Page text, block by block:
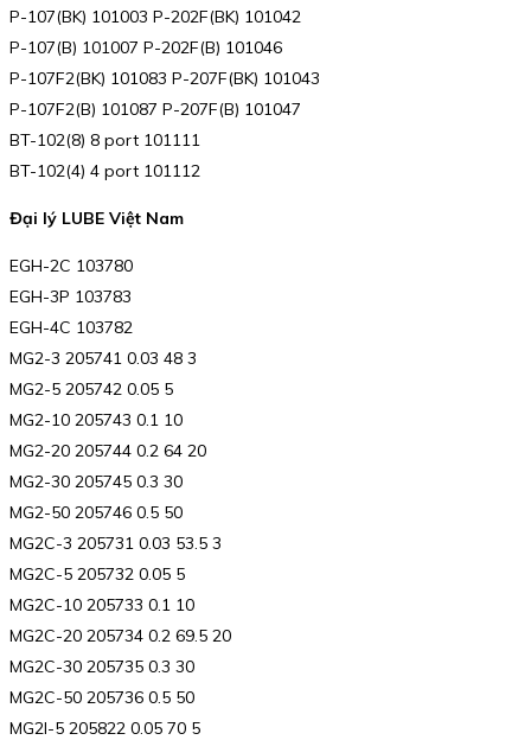
P-107(BK) 101003 P-202F(BK) 101042
P-107(B) 101007 P-202F(B) 101046
P-107F2(BK) 101083 P-207F(BK) 101043
P-107F2(B) 101087 P-207F(B) 101047
BT-102(8) 8 port 101111
BT-102(4) 4 port 101112
Đại lý LUBE Việt Nam
EGH-2C 103780
EGH-3P 103783
EGH-4C 103782
MG2-3 205741 0.03 48 3
MG2-5 205742 0.05 5
MG2-10 205743 0.1 10
MG2-20 205744 0.2 64 20
MG2-30 205745 0.3 30
MG2-50 205746 0.5 50
MG2C-3 205731 0.03 53.5 3
MG2C-5 205732 0.05 5
MG2C-10 205733 0.1 10
MG2C-20 205734 0.2 69.5 20
MG2C-30 205735 0.3 30
MG2C-50 205736 0.5 50
MG2I-5 205822 0.05 70 5